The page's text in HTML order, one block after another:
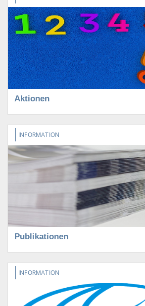
Aktionen
INFORMATION
Publikationen
INFORMATION